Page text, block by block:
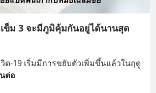
ข็ม 3 จะมีภูมิคุ้มกันอยู่ได้นานสุด
-19 เริ่มมีการขยับตัวเพิ่มขึ้นแล้วในฤดู
ต่อ